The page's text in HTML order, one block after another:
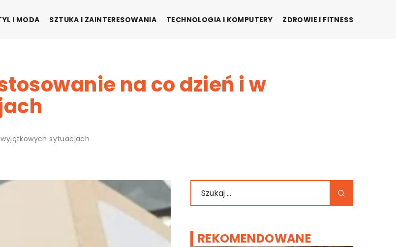
I MODA SZTUKA I ZAINTERESOWANIA TECHNOLOGIA I KOMPUTERY ZDROWIE I FITNESS
na co dzień i w
sytuacjach
REKOMENDOWANE